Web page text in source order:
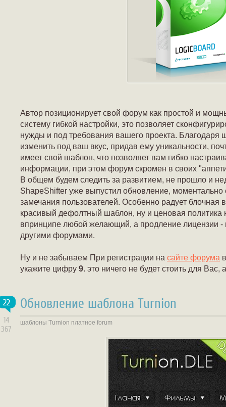
Автор позиционирует свой форум как простой и
систему гибкой настройки, это позволяет
нужды и под требования вашего проекта. Благодаря
изменить под ваш вкус, придав ему уникальности,
имеет свой шаблон, что позволяет вам гибко
информации, при этом форум скромен в своих
В общем будем следить за развитием, не прошло и
ShapeShifter уже выпустил обновление, моментально
замечания пользователей. Особенно радует блочная
красивый дефолтный шаблон, ну и ценовая политика
впринципе любой желающий, а продление лицензии
другими форумами.
Ну и не забываем При регистрации на сайте форума
укажите цифру 9. это ничего не будет стоить для
Обновление шаблона Turnion
22
14
367
шаблоны Turnion платное forum